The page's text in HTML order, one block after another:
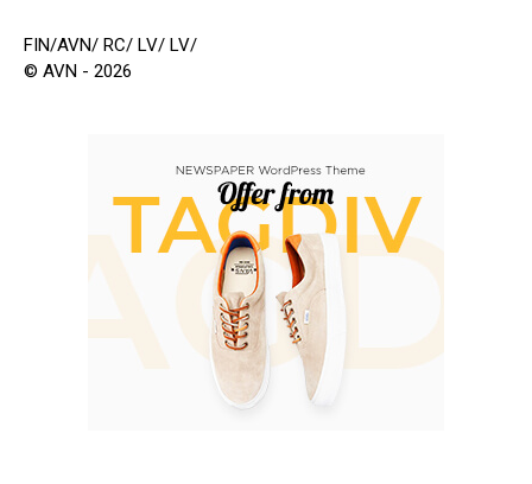
FIN/AVN/ RC/ LV/ LV/
© AVN - 2026